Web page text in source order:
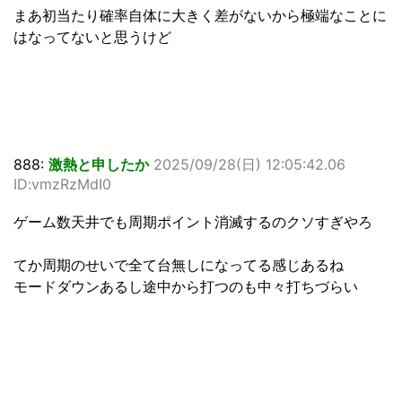
まあ初当たり確率自体に大きく差がないから極端なことに
はなってないと思うけど
888: 激熱と申したか 2025/09/28(日) 12:05:42.06
ID:vmzRzMdI0
ゲーム数天井でも周期ポイント消滅するのクソすぎやろ
てか周期のせいで全て台無しになってる感じあるね
モードダウンあるし途中から打つのも中々打ちづらい